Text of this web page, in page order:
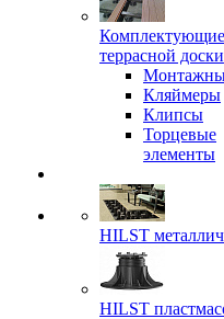
террасной доски
Кляймеры
Клипсы
Торцевые
элементы
HILST
HILST